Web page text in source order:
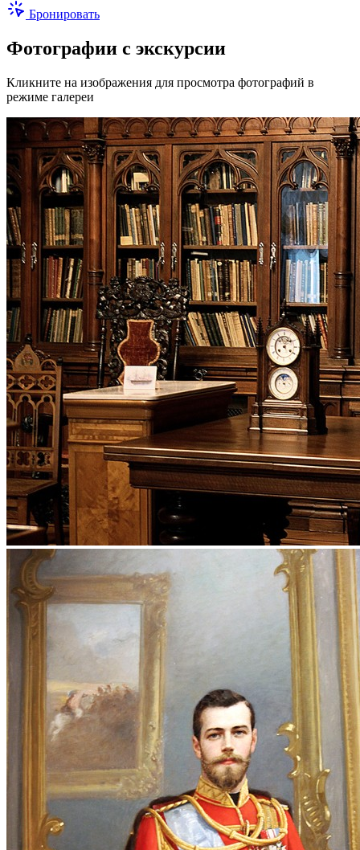
Бронировать
Фотографии с экскурсии
Кликните на изображения для просмотра фотографий в
режиме галереи